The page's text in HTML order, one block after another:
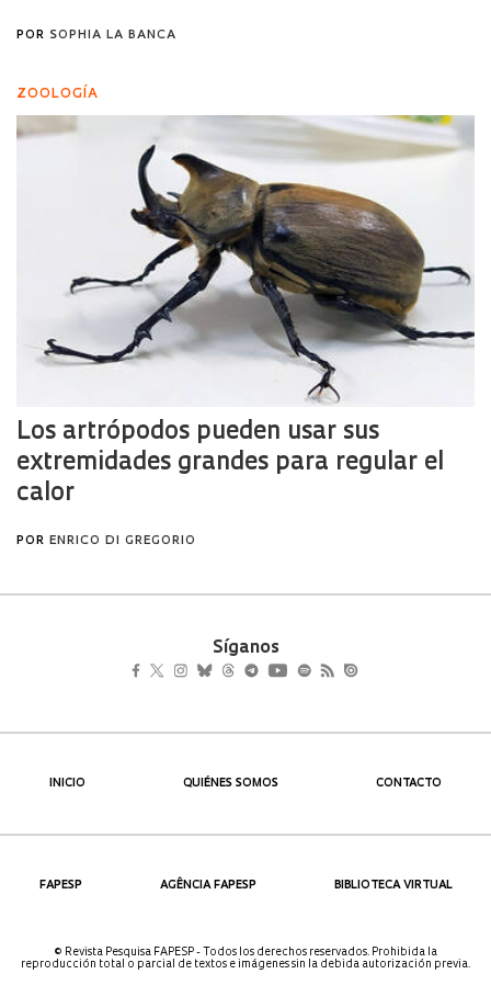
Síganos
INICIO QUIÉNES SOMOS CONTACTO
FAPESP AGÊNCIA FAPESP BIBLIOTECA VIRTUAL
© Revista Pesquisa FAPESP - Todos los derechos reservados. Prohibida la
reproducción total o parcial de textos e imágenes sin la debida autorización previa.